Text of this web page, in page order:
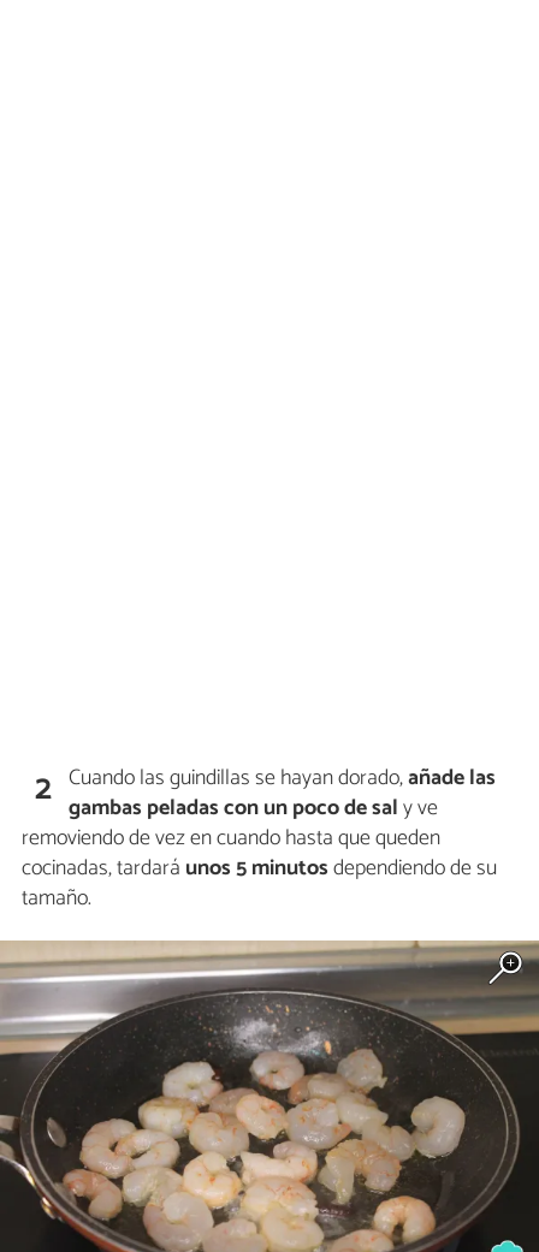
2 Cuando las guindillas se hayan dorado,añade las
gambas peladas con un poco de saly ve
removiendo de vez en cuando hasta que queden
cocinadas, tardará unos 5 minutosdependiendo de su
tamaño.